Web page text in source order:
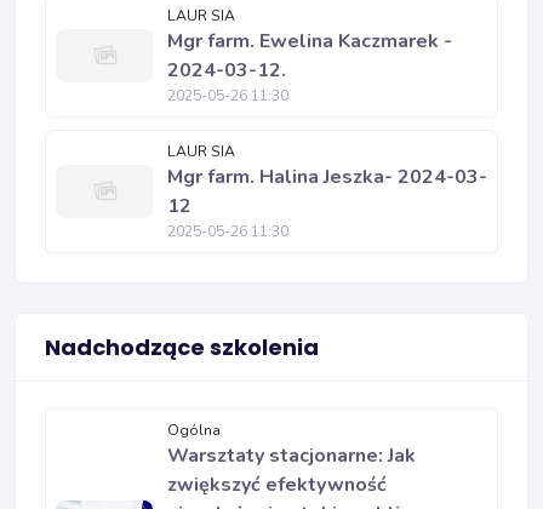
LAUR SIA
Mgr farm. Ewelina Kaczmarek -
2024-03-12.
2025-05-26 11:30
LAUR SIA
Mgr farm. Halina Jeszka- 2024-03-
12
2025-05-26 11:30
Nadchodzące szkolenia
Ogólna
Warsztaty stacjonarne: Jak
zwiększyć efektywność